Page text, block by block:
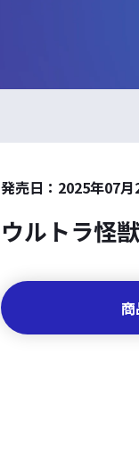
発売日：2025年07月
ウルトラ怪